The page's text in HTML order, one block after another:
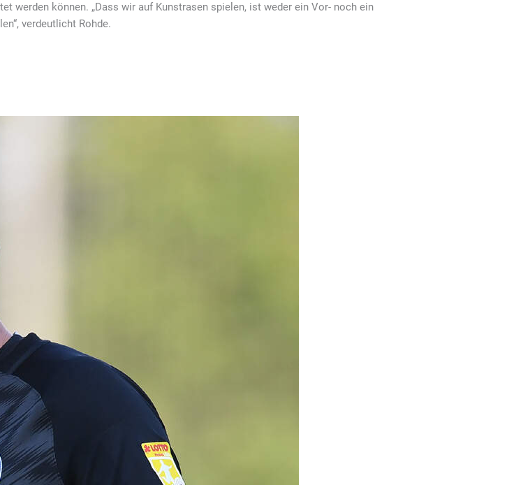
werden können. „Dass wir auf Kunstrasen spielen, ist weder ein Vor- noch ein
verdeutlicht Rohde.